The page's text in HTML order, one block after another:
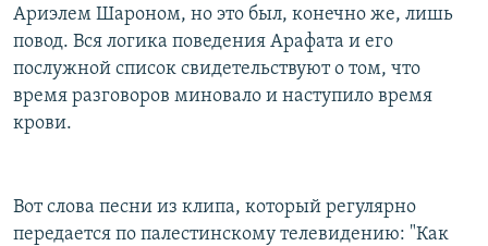
Ариэлем Шароном, но это был, конечно же, лишь
повод. Вся логика поведения Арафата и его
послужной список свидетельствуют о том, что
время разговоров миновало и наступило время
крови.
Вот слова песни из клипа, который регулярно
передается по палестинскому телевидению: "Как